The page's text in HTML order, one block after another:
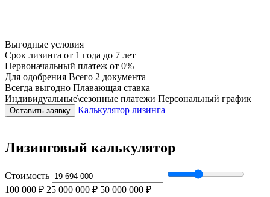
Выгодные условия
Срок лизинга от 1 года до 7 лет
Первоначальный платеж от 0%
Для одобрения Всего 2 документа
Всегда выгодно Плавающая ставка
Индивидуальные\сезонные платежи Персональный график
Оставить заявку Калькулятор лизинга
Лизинговый калькулятор
Стоимость
100 000 ₽ 25 000 000 ₽ 50 000 000 ₽